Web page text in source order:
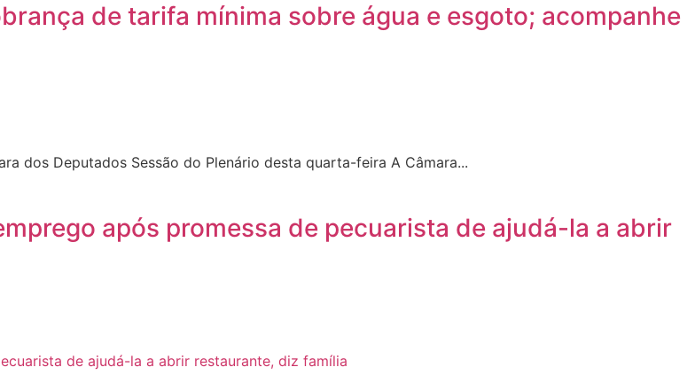
de tarifa mínima sobre água e esgoto; acompanhe
dos Deputados Sessão do Plenário desta quarta-feira A Câmara...
após promessa de pecuarista de ajudá-la a abrir